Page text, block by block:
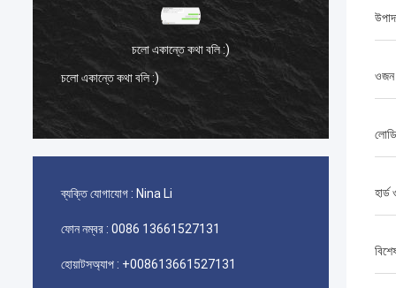
চলো একান্তে কথা বলি :)
চলো একান্তে কথা বলি :)
চলো
ব্যক্তি যোগাযোগ : Nina Li
ফোন নম্বর : 0086 13661527131
হোয়াটসঅ্যাপ : +008613661527131
ওজন